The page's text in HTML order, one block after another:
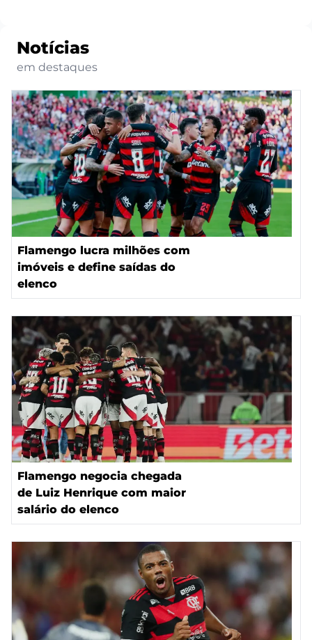
Notícias
em destaques
Flamengo lucra milhões com
imóveis e define saídas do
elenco
Flamengo negocia chegada
de Luiz Henrique com maior
salário do elenco